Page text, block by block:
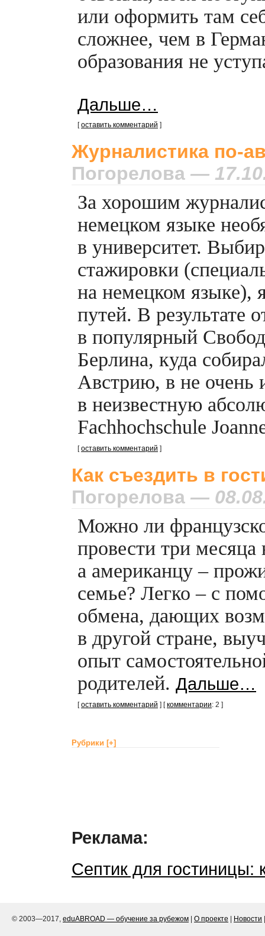
или оформить там
сложнее, чем в
образования не
Дальше…
[оставить комментарий ]
Журналистика по-
Погорелова —
За хорошим
немецком языке
в университет.
стажировки
на немецком языке),
путей. В результате
в популярный
Берлина, куда
Австрию, в не очень
в неизвестную
Fachhochschule
[оставить комментарий ]
Как съездить в
Погорелова —
Можно ли
провести три
а американцу –
семье? Легко – с
обмена, дающих
в другой стране,
опыт
родителей. Дальше…
[оставить комментарий ] [комментарии: 2 ]
Рубрики [+]
Реклама:
Септик для гостиницы:
© 2003—2017, eduABROAD — обучение за рубежом О проекте Новости